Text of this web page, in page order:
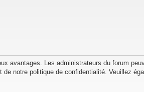
avantages. Les administrateurs du forum
notre politique de confidentialité. Veuillez